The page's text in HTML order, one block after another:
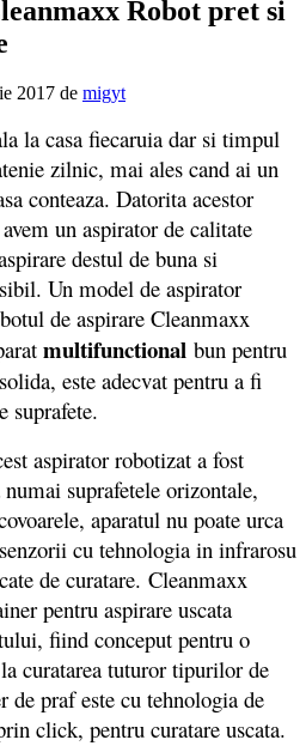
Robot pret si
2017 de migyt
la casa fiecaruia dar si timpul
zilnic, mai ales cand ai un
conteaza. Datorita acestor
un aspirator de calitate
destul de buna si
Un model de aspirator
de aspirare Cleanmaxx
multifunctional bun pentru
este adecvat pentru a fi
suprafete.
aspirator robotizat a fost
suprafetele orizontale,
aparatul nu poate urca
cu tehnologia in infrarosu
de curatare. Cleanmaxx
pentru aspirare uscata
fiind conceput pentru o
curatarea tuturor tipurilor de
de praf este cu tehnologia de
click, pentru curatare uscata.